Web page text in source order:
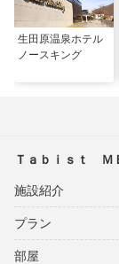
生田原温泉ホテル
ノースキング
Ｔａｂｉｓｔ Ｍ
施設紹介
プラン
部屋